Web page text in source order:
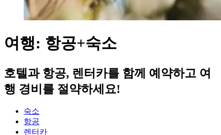
여행: 항공+숙소
호텔과 항공, 렌터카를 함께 예약하고 여
행 경비를 절약하세요!
숙소
항공
렌터카